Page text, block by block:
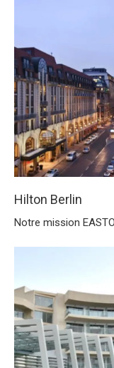
Hilton Berlin
Notre mission